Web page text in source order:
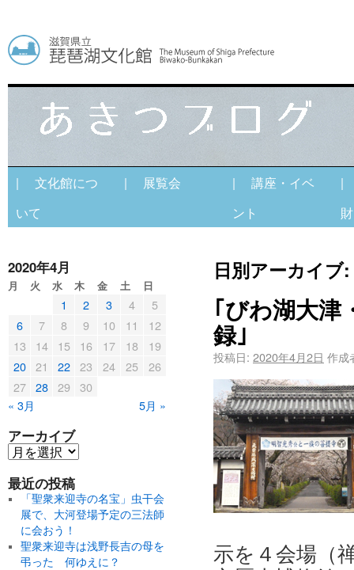
| 文化館につ
いて
| 展覧会
| 講座・イベ
ント
|
財
日別アーカイブ:
｢びわ湖大津
録｣
投稿日: 2020年4月2日 作成
示を４会場（
2020年4月
月 火 水 木 金 土 日
« 3月 5月 »
1 2 3 4
5
6
7 8 9 10 11
12
13
14 15 16 17 18
19
20
21 22 23 24 25
26
27 28 29 30
アーカイブ
最近の投稿
「聖衆来迎寺の名宝」虫干会
展で、大河登場予定の三法師
に会おう！
聖衆来迎寺は浅野長吉の母を
弔った 何ゆえに？